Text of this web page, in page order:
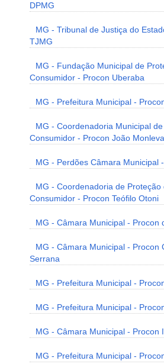
DPMG
MG - Tribunal de Justiça do
TJMG
MG - Fundação Municipal de
Consumidor - Procon Uberaba
MG - Prefeitura Municipal -
MG - Coordenadoria Municipal
Consumidor - Procon João
MG - Perdões Câmara Municipal
MG - Coordenadoria de Proteção
Consumidor - Procon Teófilo Otoni
MG - Câmara Municipal - Procon
MG - Câmara Municipal - Procon
Serrana
MG - Prefeitura Municipal -
MG - Prefeitura Municipal -
MG - Câmara Municipal - Procon
MG - Prefeitura Municipal -